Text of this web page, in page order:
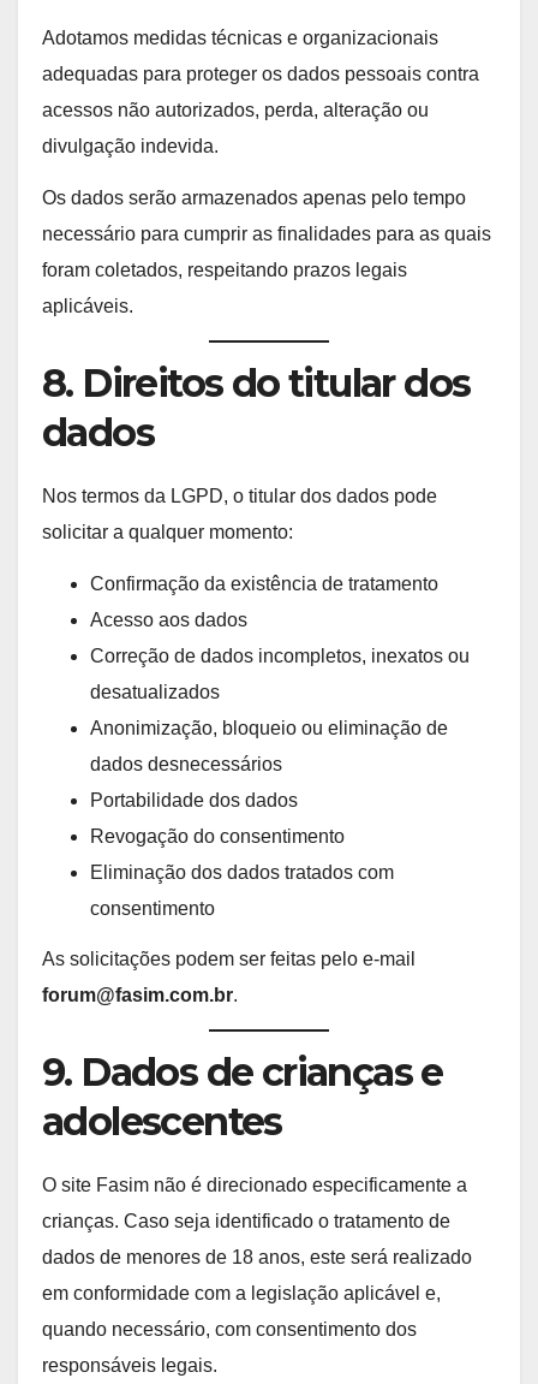
Adotamos medidas técnicas e organizacionais
adequadas para proteger os dados pessoais contra
acessos não autorizados, perda, alteração ou
divulgação indevida.
Os dados serão armazenados apenas pelo tempo
necessário para cumprir as finalidades para as quais
foram coletados, respeitando prazos legais
aplicáveis.
8. Direitos do titular dos
dados
Nos termos da LGPD, o titular dos dados pode
solicitar a qualquer momento:
Confirmação da existência de tratamento
Acesso aos dados
Correção de dados incompletos, inexatos ou
desatualizados
Anonimização, bloqueio ou eliminação de
dados desnecessários
Portabilidade dos dados
Revogação do consentimento
Eliminação dos dados tratados com
consentimento
As solicitações podem ser feitas pelo e-mail
forum@fasim.com.br.
9. Dados de crianças e
adolescentes
O site Fasim não é direcionado especificamente a
crianças. Caso seja identificado o tratamento de
dados de menores de 18 anos, este será realizado
em conformidade com a legislação aplicável e,
quando necessário, com consentimento dos
responsáveis legais.